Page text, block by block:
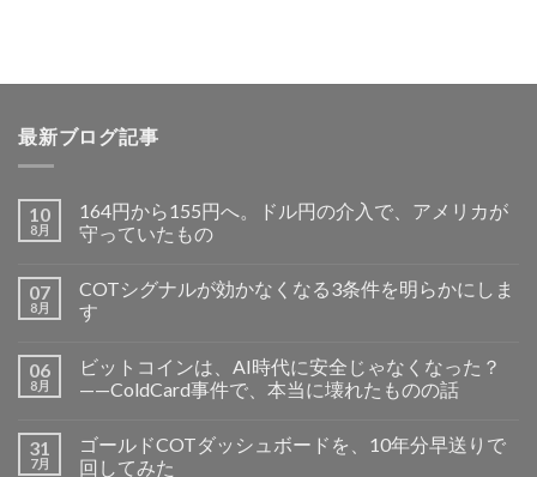
最新ブログ記事
10
8月
164円から155円へ。ドル円の介入で、アメリカが
守っていたもの
07
8月
COTシグナルが効かなくなる3条件を明らかにしま
す
06
8月
ビットコインは、AI時代に安全じゃなくなった？
——ColdCard事件で、本当に壊れたものの話
31
7月
ゴールドCOTダッシュボードを、10年分早送りで
回してみた